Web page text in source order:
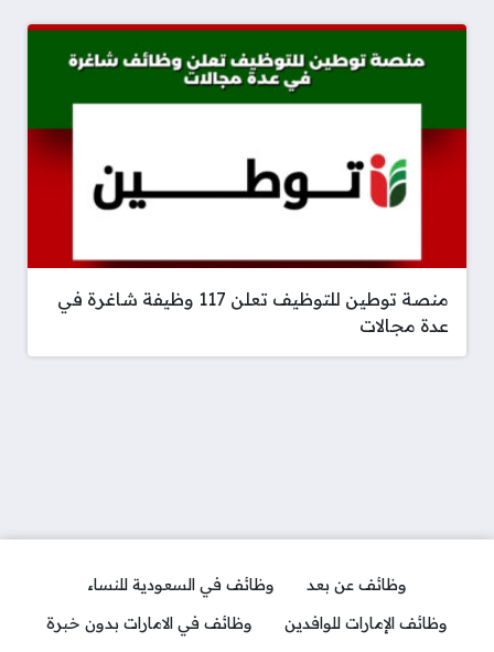
منصة توطين للتوظيف تعلن 117 وظيفة شاغرة في
عدة مجالات
وظائف عن بعد
وظائف في السعودية للنساء
وظائف الإمارات للوافدين
وظائف في الامارات بدون خبرة